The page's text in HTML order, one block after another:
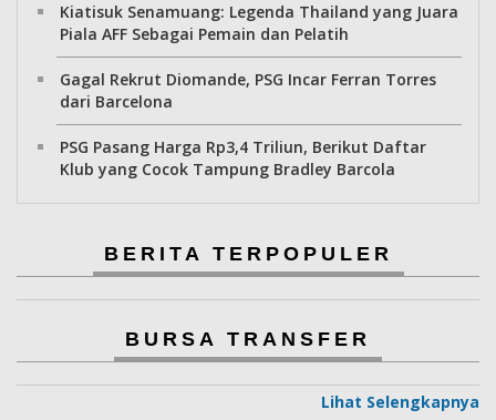
Kiatisuk Senamuang: Legenda Thailand yang Juara
Piala AFF Sebagai Pemain dan Pelatih
Gagal Rekrut Diomande, PSG Incar Ferran Torres
dari Barcelona
PSG Pasang Harga Rp3,4 Triliun, Berikut Daftar
Klub yang Cocok Tampung Bradley Barcola
BERITA TERPOPULER
BURSA TRANSFER
Lihat Selengkapnya